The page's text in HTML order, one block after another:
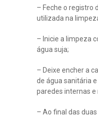
– Feche o registro
utilizada na
– Inicie a limpeza
água suja;
– Deixe encher a
de água sanitária
paredes internas e
– Ao final das